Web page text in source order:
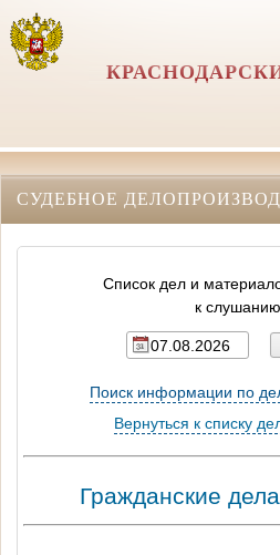
СУДЕБНОЕ
Список дел и
к
Поиск информации по
Вернуться к списку
Гражданские